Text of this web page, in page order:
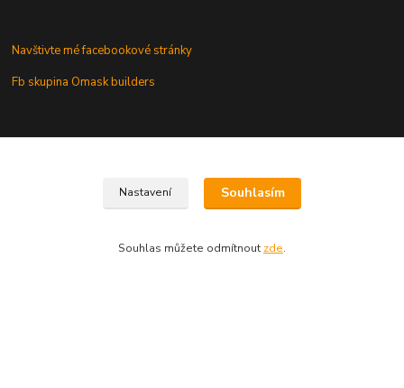
Navštivte mé facebookové stránky
Fb skupina Omask builders
Galerie modelů s mými maskami
Nastavení Souhlasím
Souhlas můžete odmítnout zde.